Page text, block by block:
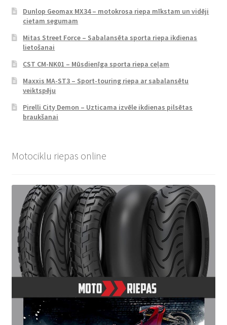
Dunlop Geomax MX34 – motokrosa riepa mīkstam un vidēji
cietam segumam
Mitas Street Force – Sabalansēta sporta riepa ikdienas
lietošanai
CST CM-NK01 – Mūsdienīga sporta riepa ceļam
Maxxis MA-ST3 – Sport-touring riepa ar sabalansētu
veiktspēju
Pirelli City Demon – Uzticama izvēle ikdienas pilsētas
braukšanai
Motociklu riepas online